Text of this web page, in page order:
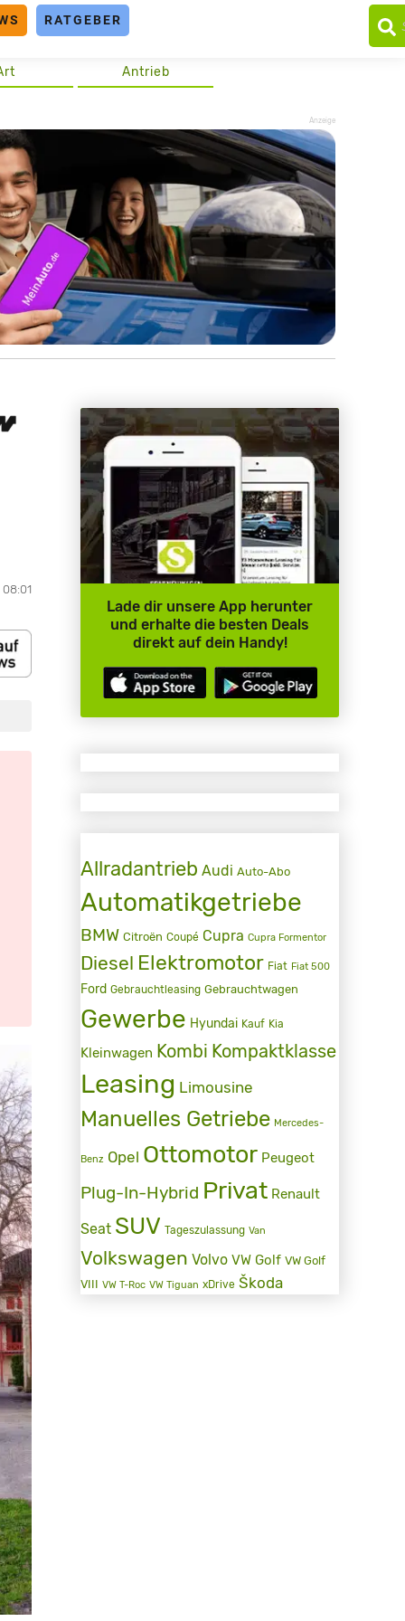
RATGEBER
Antrieb
Anzeige
08:01
Lade dir unsere App herunter
und erhalte die besten Deals
direkt auf dein Handy!
Allradantrieb Audi Auto-Abo
Automatikgetriebe
BMW Citroën Coupé Cupra Cupra Formentor
Diesel Elektromotor Fiat Fiat 500
Ford Gebrauchtleasing Gebrauchtwagen
Gewerbe Hyundai Kauf Kia
Kleinwagen Kombi Kompaktklasse
Leasing Limousine
Manuelles Getriebe Mercedes-
Benz Opel Ottomotor Peugeot
Plug-In-Hybrid Privat Renault
Seat SUV Tageszulassung Van
Volkswagen Volvo VW Golf VW Golf
VIII VW T-Roc VW Tiguan xDrive Škoda